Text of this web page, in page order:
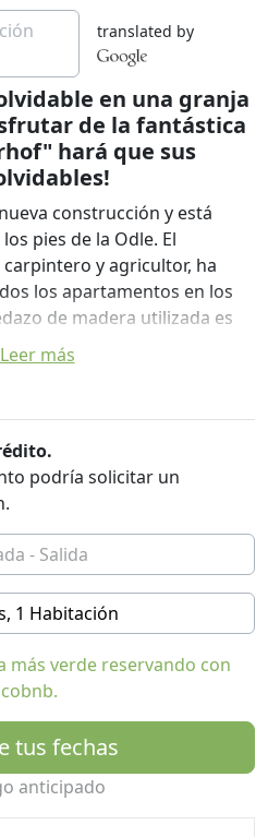
translated by
en una granja
de la fantástica
hará que sus
construcción y está
pies de la Odle. El
y agricultor, ha
los apartamentos en los
de madera utilizada es
en el centro de Santa
sobre el nivel del mar. En
alcanzan todo lo necesario
montaña: la tienda de país,
Parque Natural, el autobús
y paseos relajantes, una
y en invierno nuestro
alquiler de equipos,
fondo.
limpie o cepille hacia
llevar agua potable
huevos, .. son actividades
Incluso los gatos, conejos y
puede ser tocado y
para trabajar en el
y grandes están a
Leer más
podría solicitar un
1 Habitación
más verde reservando con
tus fechas
anticipado